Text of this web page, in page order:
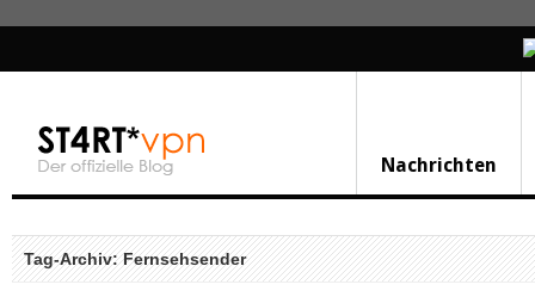
Nachrichten
Tag-Archiv: Fernsehsender